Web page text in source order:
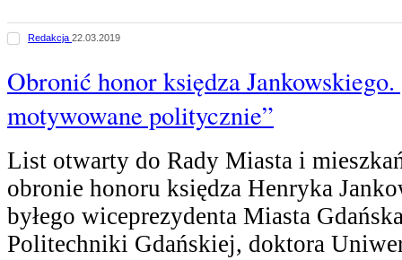
Redakcja 22.03.2019
Obronić honor księdza
motywowane politycznie”
List otwarty do Rady Miasta i
obronie honoru księdza Henryka
byłego wiceprezydenta Miasta
Politechniki Gdańskiej, doktora